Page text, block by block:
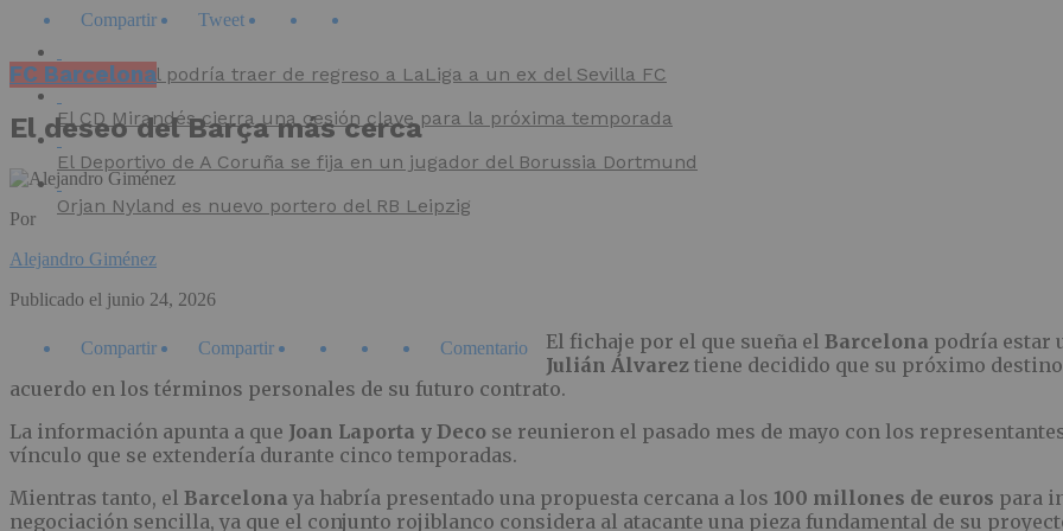
Compartir Tweet
El Villarreal podría traer de regreso a LaLiga a un ex del Sevilla FC
El CD Mirandés cierra una cesión clave para la próxima temporada
El Deportivo de A Coruña se fija en un jugador del Borussia Dortmund
Orjan Nyland es nuevo portero del RB Leipzig
FC Barcelona
El deseo del Barça más cerca
Por
Alejandro Giménez
Publicado el junio 24, 2026
Compartir Compartir Comentario El fichaje por el que sueña el Barcelona podría estar
Julián Álvarez tiene decidido que su próximo
acuerdo en los términos personales de su futuro contrato.
La información apunta a que Joan Laporta y Deco se reunieron el pasado mes de mayo con los
vínculo que se extendería durante cinco temporadas.
Mientras tanto, el Barcelona ya habría presentado una propuesta cercana a los 100 millones de euros para
negociación sencilla, ya que el conjunto rojiblanco considera al atacante una pieza fundamental de su